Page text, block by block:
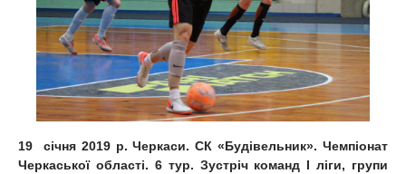
19 січня 2019 р. Черкаси. СК «Будівельник». Чемпіонат
Черкаської області. 6 тур. Зустріч команд І ліги, групи